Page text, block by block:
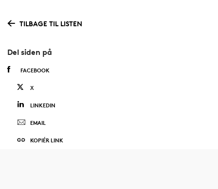
TILBAGE TIL LISTEN
Del siden på
FACEBOOK
X
LINKEDIN
EMAIL
KOPIÉR LINK